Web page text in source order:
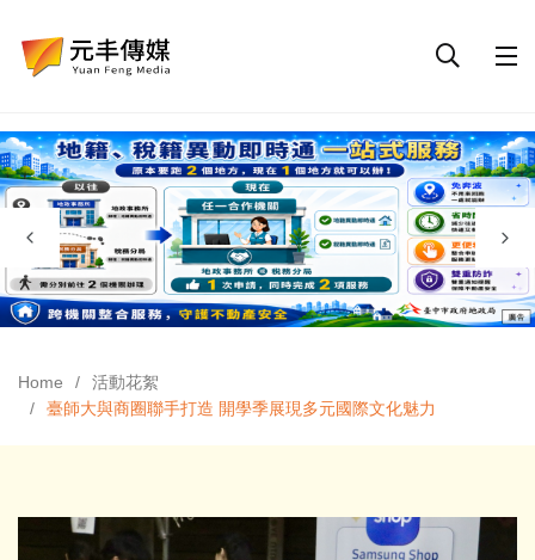
Home
活動花絮
臺師大與商圈聯手打造 開學季展現多元國際文化魅力